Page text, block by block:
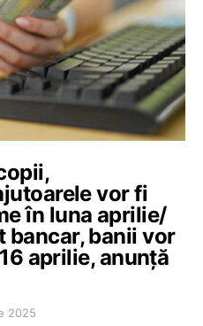
vor fi
în luna aprilie/
bancar, banii vor
aprilie, anunță
2025